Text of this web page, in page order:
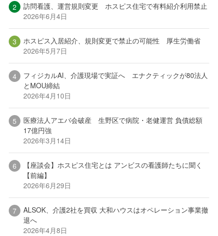
訪問看護、運営規則変更 ホスピス住宅で有料紹介利用禁止
2026年6月4日
ホスピス入居紹介、規則変更で禁止の可能性 厚生労働省
2026年5月7日
フィジカルAI、介護現場で実証へ エナクティックが80法人
とMOU締結
2026年4月10日
医療法人アエバ会破産 生野区で病院・老健運営 負債総額
17億円強
2026年3月14日
【座談会】ホスピス住宅とは アンビスの看護師たちに聞く
【前編】
2026年6月29日
ALSOK、介護2社を買収 大和ハウスはオペレーション事業撤
退へ
2026年4月8日